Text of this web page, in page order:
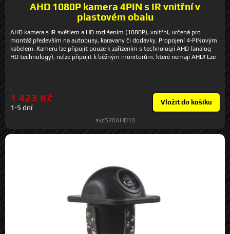
AHD 1080P kamera 4PIN s IR vnitřní v
plastovém obalu
AHD kamera s IR světlem a HD rozlišením (1080P), vnitřní, určená pro
montáž především na autobusy, karavany či dodávky. Propojení 4-PINovým
kabelem. Kameru lze připojit pouze k zařízením s technologií AHD (analog
HD technology), nelze připojit k běžným monitorům, které nemají AHD! Lze
rozměry: ø 94 x 69 mm - připojení 4pin konektor (lze připojit pouze k
monitorům a kabelům se 4pin konektorem a AHD vstupem) - napájecí
1 423 Kč
1-5 dní
Vložit do košíku
svc520AHD10